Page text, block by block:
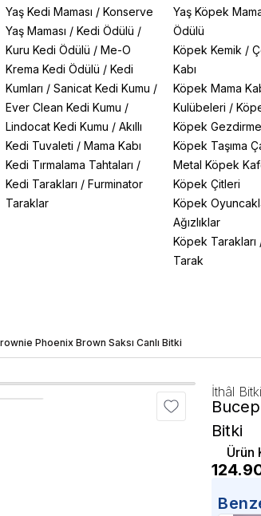
Yaş Kedi Maması / Konserve
Yaş Maması / Kedi Ödülü /
Kuru Kedi Ödülü / Me-O
Krema Kedi Ödülü / Kedi
Kumları / Sanicat Kedi Kumu /
Ever Clean Kedi Kumu /
Lindocat Kedi Kumu / Akıllı
Kedi Tuvaleti / Mama Kabı
Kedi Tırmalama Tahtaları /
Kedi Tarakları / Furminator
Taraklar
Yaş Köpek
Ödülü
Köpek Kemik /
Kabı
Köpek Mama
Kulübeleri /
Köpek Gezdirme
Köpek Taşıma
Metal Köpek
Köpek Çitleri
Köpek
Ağızlıklar
Köpek Tarakları
Tarak
Phoenix Brown Saksı Canlı Bitki
İthâl Bitki
Bitki
Ürün